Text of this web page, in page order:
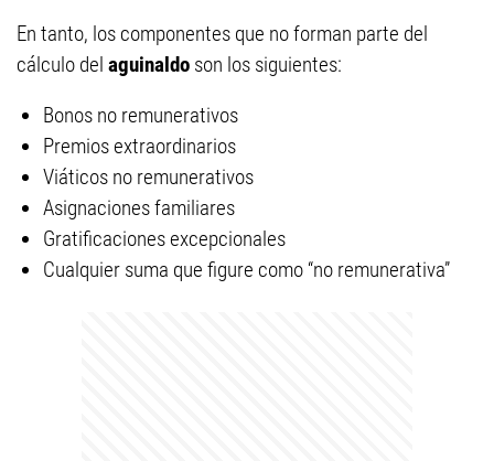
En tanto, los componentes que no forman parte del
cálculo del aguinaldo son los siguientes:
Bonos no remunerativos
Premios extraordinarios
Viáticos no remunerativos
Asignaciones familiares
Gratificaciones excepcionales
Cualquier suma que figure como “no remunerativa”